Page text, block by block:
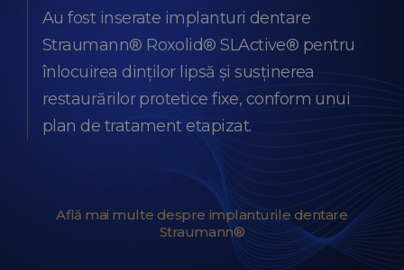
Au fost inserate implanturi dentare
Straumann® Roxolid® SLActive® pentru
înlocuirea dinților lipsă și susținerea
restaurărilor protetice fixe, conform unui
plan de tratament etapizat.
Află mai multe despre implanturile dentare
Straumann®